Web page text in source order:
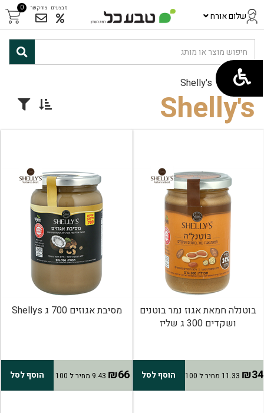
שלום אורח
0 צור-קשר מבצעים
ראשי/
Shelly's
Shelly's
בוטנלה חמאת אגוז נמר בוטנים
ושקדים 300 ג שליז
₪34 11.33 מחיר ל 100 הוסף לסל
מסיבת אגוזים 700 ג Shellys
₪66 9.43 מחיר ל 100 הוסף לסל